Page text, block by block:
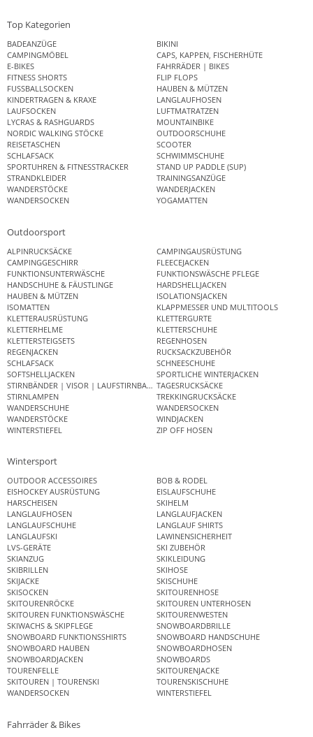
Top Kategorien
BADEANZÜGE
BIKINI
CAMPINGMÖBEL
CAPS, KAPPEN, FISCHERHÜTE
E-BIKES
FAHRRÄDER | BIKES
FITNESS SHORTS
FLIP FLOPS
FUSSBALLSOCKEN
HAUBEN & MÜTZEN
KINDERTRAGEN & KRAXE
LANGLAUFHOSEN
LAUFSOCKEN
LUFTMATRATZEN
LYCRAS & RASHGUARDS
MOUNTAINBIKE
NORDIC WALKING STÖCKE
OUTDOORSCHUHE
REISETASCHEN
SCOOTER
SCHLAFSACK
SCHWIMMSCHUHE
SPORTUHREN & FITNESSTRACKER
STAND UP PADDLE (SUP)
STRANDKLEIDER
TRAININGSANZÜGE
WANDERSTÖCKE
WANDERJACKEN
WANDERSOCKEN
YOGAMATTEN
Outdoorsport
ALPINRUCKSÄCKE
CAMPINGAUSRÜSTUNG
CAMPINGGESCHIRR
FLEECEJACKEN
FUNKTIONSUNTERWÄSCHE
FUNKTIONSWÄSCHE PFLEGE
HANDSCHUHE & FÄUSTLINGE
HARDSHELLJACKEN
HAUBEN & MÜTZEN
ISOLATIONSJACKEN
ISOMATTEN
KLAPPMESSER UND MULTITOOLS
KLETTERAUSRÜSTUNG
KLETTERGURTE
KLETTERHELME
KLETTERSCHUHE
KLETTERSTEIGSETS
REGENHOSEN
REGENJACKEN
RUCKSACKZUBEHÖR
SCHLAFSACK
SCHNEESCHUHE
SOFTSHELLJACKEN
SPORTLICHE WINTERJACKEN
STIRNBÄNDER | VISOR | LAUFSTIRNBANDTAGESRUCKSÄCKE
STIRNLAMPEN
TREKKINGRUCKSÄCKE
WANDERSCHUHE
WANDERSOCKEN
WANDERSTÖCKE
WINDJACKEN
WINTERSTIEFEL
ZIP OFF HOSEN
Wintersport
OUTDOOR ACCESSOIRES
BOB & RODEL
EISHOCKEY AUSRÜSTUNG
EISLAUFSCHUHE
HARSCHEISEN
SKIHELM
LANGLAUFHOSEN
LANGLAUFJACKEN
LANGLAUFSCHUHE
LANGLAUF SHIRTS
LANGLAUFSKI
LAWINENSICHERHEIT
LVS-GERÄTE
SKI ZUBEHÖR
SKIANZUG
SKIKLEIDUNG
SKIBRILLEN
SKIHOSE
SKIJACKE
SKISCHUHE
SKISOCKEN
SKITOURENHOSE
SKITOURENRÖCKE
SKITOUREN UNTERHOSEN
SKITOUREN FUNKTIONSWÄSCHE
SKITOURENWESTEN
SKIWACHS & SKIPFLEGE
SNOWBOARDBRILLE
SNOWBOARD FUNKTIONSSHIRTS
SNOWBOARD HANDSCHUHE
SNOWBOARD HAUBEN
SNOWBOARDHOSEN
SNOWBOARDJACKEN
SNOWBOARDS
TOURENFELLE
SKITOURENJACKE
SKITOUREN | TOURENSKI
TOURENSKISCHUHE
WANDERSOCKEN
WINTERSTIEFEL
Fahrräder & Bikes